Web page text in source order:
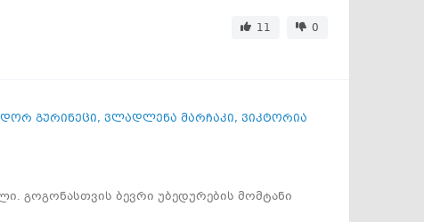
11
0
გურინეცი, ვლადლენა მარჩაკი, ვიკტორია
გოგონასთვის ბევრი უბედურების მომტანი